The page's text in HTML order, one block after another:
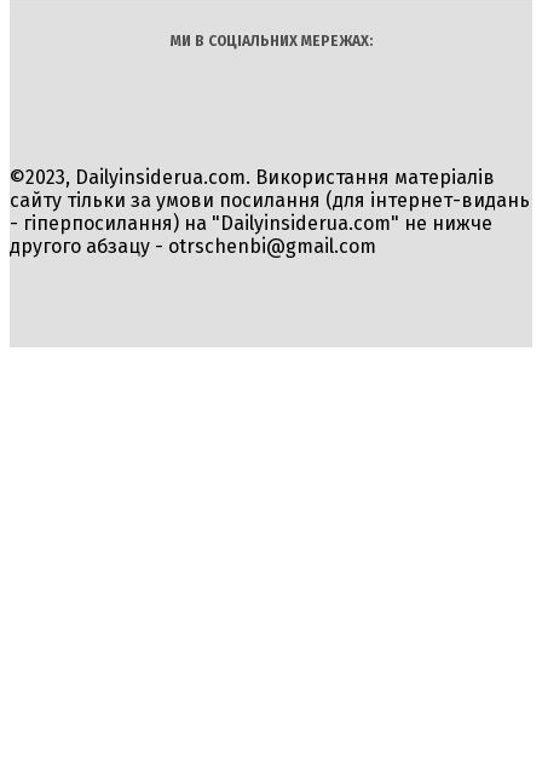
МИ В СОЦІАЛЬНИХ МЕРЕЖАХ:
©2023, Dailyinsiderua.com. Використання матеріалів
сайту тільки за умови посилання (для інтернет-видань
- гіперпосилання) на "Dailyinsiderua.com" не нижче
другого абзацу - otrschenbi@gmail.com